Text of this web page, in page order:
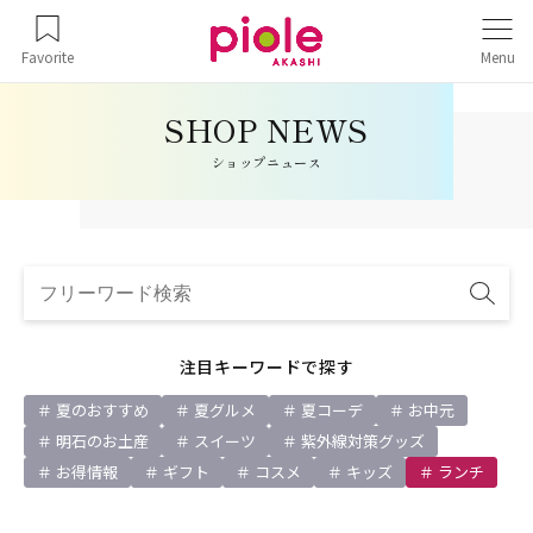
Favorite Menu
ショップニュース
注目キーワードで探す
夏のおすすめ 夏グルメ 夏コーデ
お中元
明石のお土産
スイーツ
紫外線対策グッズ
お得情報
ギフト コスメ キッズ ランチ